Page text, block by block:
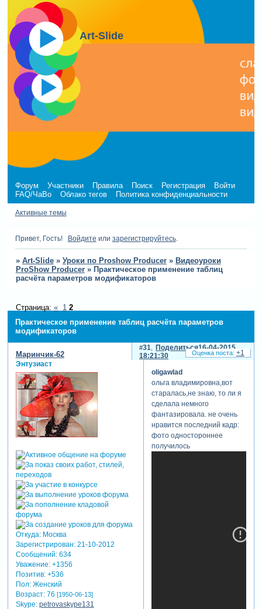
Art-Slide
Форум Участники Правила Поиск Регистрация
Войти
FAQ/ЧаВо
Облако тегов Политика конфиденциальности
Активные темы
Привет, Гость! Войдите или зарегистрируйтесь.
» Art-Slide » Уроки по Proshow Producer » Видеоуроки
ProShow Producer » Практическое применение таблиц
расчёта параметров модификаторов
Практическое применение таблиц расчёта параметров
модификаторов
Страница: « 1 2
Поделиться
31
16-04-2015
18:21:30
Маринчик-62
Энтузиаст
Откуда:Москва
Зарегистрирован: 21-10-2012
Сообщений:634
Уважение: +1356
Позитив: +536
Пол:Женский
Возраст:76 [1950-06-13]
Skype: petrovaskype131
oligawlad
ольга владимировна,вот
старалась,не знаю, то ли я
сделала немного
фантазировала. не очень
нравится последний кадр:
фото одностороннее
получилось
+1